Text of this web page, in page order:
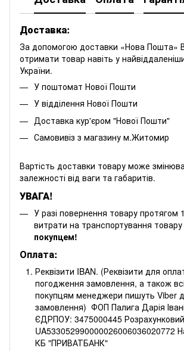
Доставка:
За допомогою доставки «Нова Пошта»
отримати товар навіть у
України.
У поштомат Нової Пошти
У відділення Нової Пошти
Доставка кур'єром "Нової Пошти"
Самовивіз з магазину м.Житомир
Вартість доставки товару може
залежності від ваги та габаритів.
УВАГА!
У разі повернення товару протягом
витрати на транспортування товару
покупцем!
Оплата:
Реквізити IBAN. (Реквізити для
погодження замовлення, а також
покупцям менеджери пишуть Viber
замовлення) ФОП Палига Дарія
ЄДРПОУ: 3475000445
UA533052990000026006036020772
КБ "ПРИВАТБАНК"